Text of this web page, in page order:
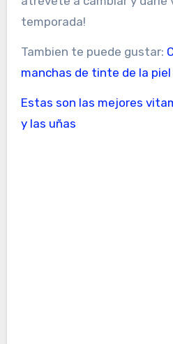
temporada!
Tambien te puede gustar:
manchas de tinte de la piel
Estas son las mejores
y las uñas